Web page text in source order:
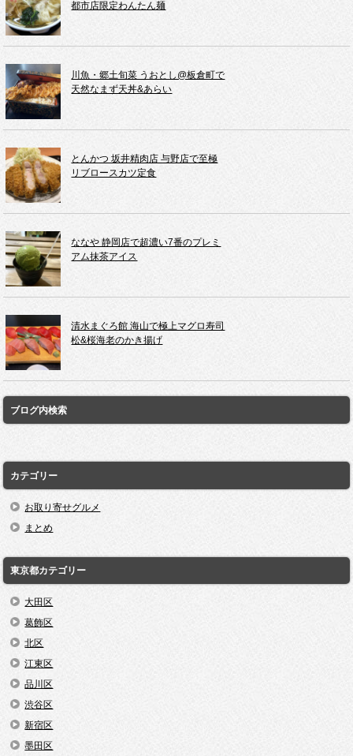
都市店限定わんたん麺
川魚・郷土旬菜 うおとし@板倉町で
天然なまず天丼&あらい
とんかつ 坂井精肉店 与野店で至極
リブロースカツ定食
ななや 静岡店で超濃い7番のプレミ
アム抹茶アイス
清水まぐろ館 海山で極上マグロ寿司
松&桜海老のかき揚げ
ブログ内検索
カテゴリー
お取り寄せグルメ
まとめ
東京都カテゴリー
大田区
葛飾区
北区
江東区
品川区
渋谷区
新宿区
墨田区